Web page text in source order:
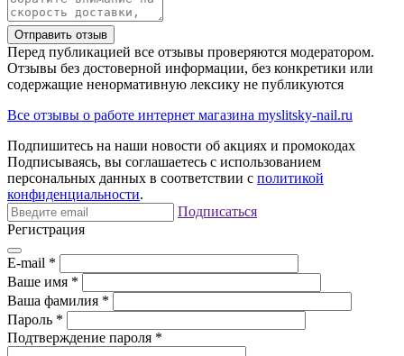
Отправить отзыв
Перед публикацией все отзывы проверяются модератором.
Отзывы без достоверной информации, без конкретики или
содержащие ненормативную лексику не публикуются
Все отзывы о работе интернет магазина myslitsky-nail.ru
Подпишитесь на наши новости об акциях и промокодах
Подписываясь, вы соглашаетесь с использованием
персональных данных в соответствии с политикой
конфиденциальности.
Подписаться
Регистрация
E-mail *
Ваше имя *
Ваша фамилия *
Пароль *
Подтверждение пароля *